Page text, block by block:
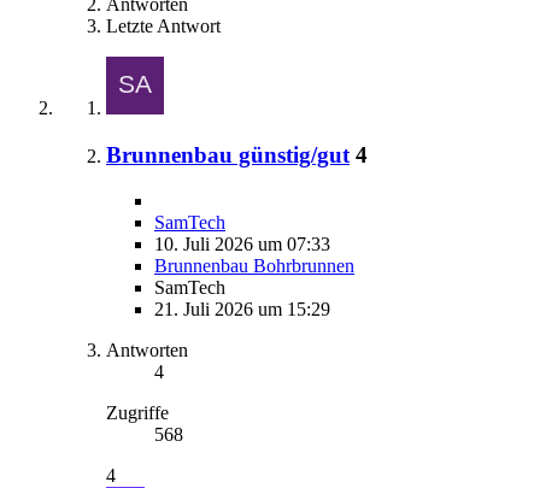
Letzte Antwort
Brunnenbau günstig/gut 4
SamTech
10. Juli 2026 um 07:33
Brunnenbau Bohrbrunnen
SamTech
21. Juli 2026 um 15:29
Antworten
4
Zugriffe
568
4